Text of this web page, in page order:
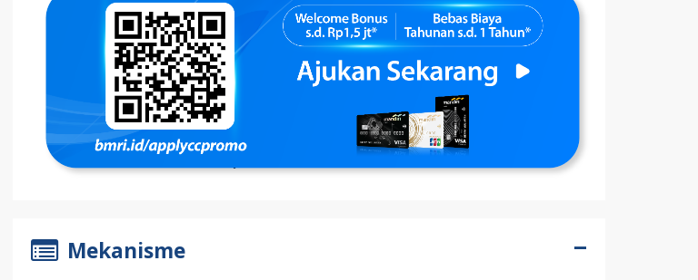
Mekanisme